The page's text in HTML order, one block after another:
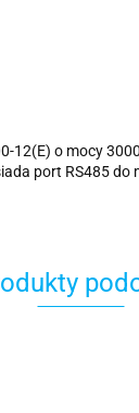
12(E) o mocy
port RS485 do